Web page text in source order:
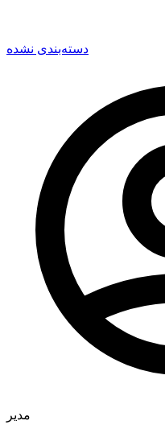
دسته‌بندی نشده
مدیر